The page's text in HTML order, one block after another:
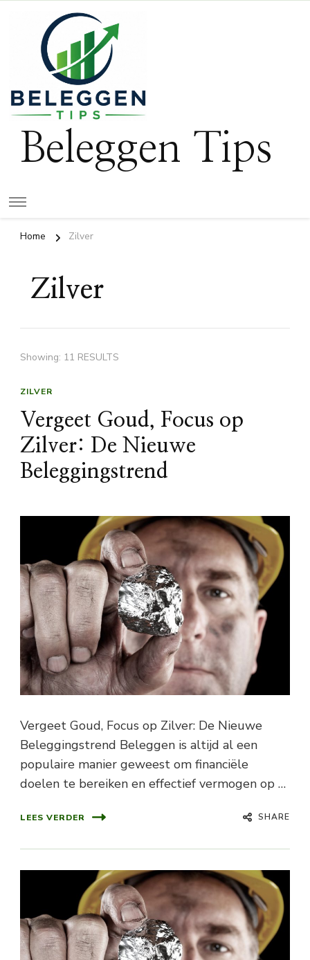
Beleggen Tips
Home Zilver
Zilver
Showing: 11 RESULTS
ZILVER
Vergeet Goud, Focus op
Zilver: De Nieuwe
Beleggingstrend
Vergeet Goud, Focus op Zilver: De Nieuwe
Beleggingstrend Beleggen is altijd al een
populaire manier geweest om financiële
doelen te bereiken en effectief vermogen op …
LEES VERDER SHARE